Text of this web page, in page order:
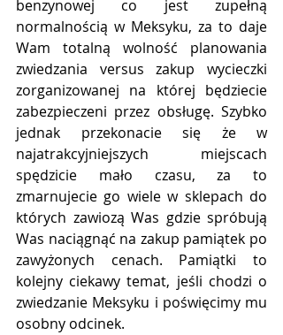
benzynowej co jest zupełną
normalnością w Meksyku, za to daje
Wam totalną wolność planowania
zwiedzania versus zakup wycieczki
zorganizowanej na której będziecie
zabezpieczeni przez obsługę. Szybko
jednak przekonacie się że w
najatrakcyjniejszych miejscach
spędzicie mało czasu, za to
zmarnujecie go wiele w sklepach do
których zawiozą Was gdzie spróbują
Was naciągnąć na zakup pamiątek po
zawyżonych cenach. Pamiątki to
kolejny ciekawy temat, jeśli chodzi o
zwiedzanie Meksyku i poświęcimy mu
osobny odcinek.